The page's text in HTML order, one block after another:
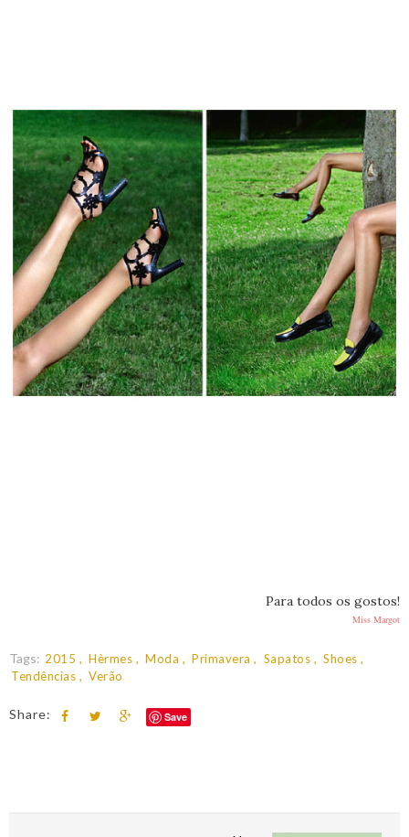
Para todos os gostos!
Miss Margot
Tags: 2015 Hèrmes Moda Primavera Sapatos
Shoes
Tendências
Verão
Share: Save